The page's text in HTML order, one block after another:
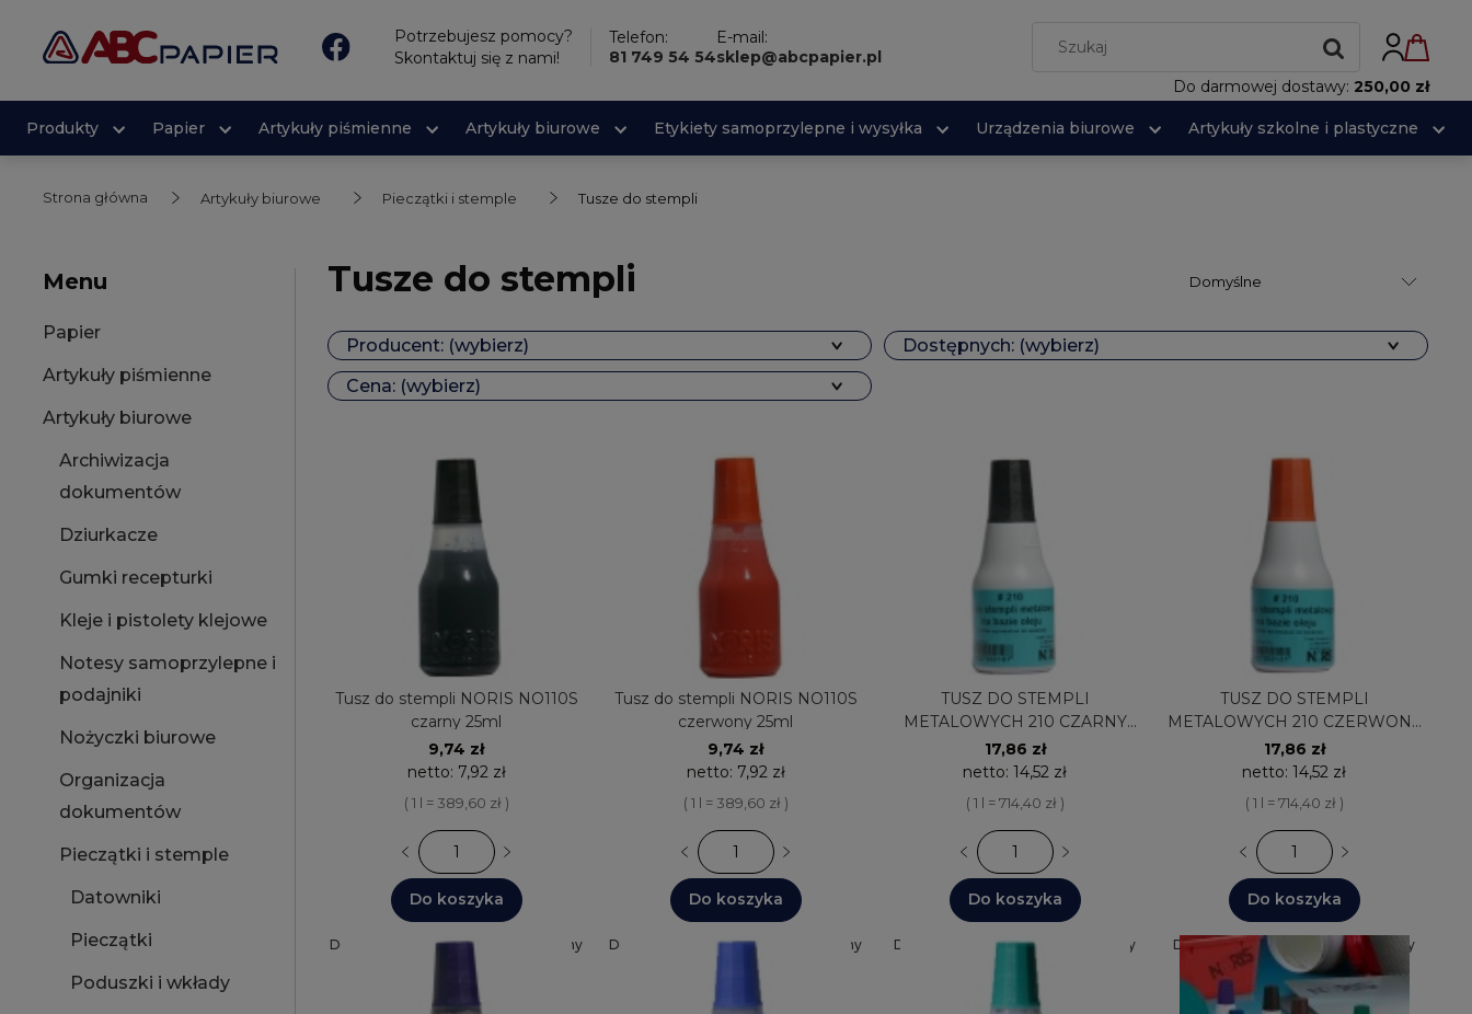
Potrzebujesz pomocy?
Skontaktuj się z nami!
Telefon:
81 749 54 54
E-mail:
sklep@abcpapier.pl
Do darmowej dostawy: 250,00 zł
Produkty Papier Artykuły piśmienne Artykuły biurowe Etykiety samoprzylepne i wysyłka Urządzenia biurowe Artykuły szkolne i plastyczne
Strona główna Artykuły biurowe Pieczątki i stemple Tusze do stempli
Menu
Papier
Artykuły piśmienne
Artykuły biurowe
Archiwizacja
dokumentów
Dziurkacze
Gumki recepturki
Kleje i pistolety klejowe
Notesy samoprzylepne i
podajniki
Nożyczki biurowe
Organizacja
dokumentów
Pieczątki i stemple
Datowniki
Pieczątki
Poduszki i wkłady
Tusze do stempli
Producent: (wybierz)
Dostępnych: (wybierz)
Cena: (wybierz)
Tusz do stempli NORIS NO110S
czarny 25ml
9,74 zł
netto: 7,92 zł
( 1 l = 389,60 zł )
Do koszyka
Dostępnych: 30+Wysyłka: 24 godziny
Tusz do stempli NORIS NO110S
czerwony 25ml
9,74 zł
netto: 7,92 zł
( 1 l = 389,60 zł )
Do koszyka
Dostępnych: 30+Wysyłka: 24 godziny
TUSZ DO STEMPLI
METALOWYCH 210 CZARNY
NORIS 25ML
17,86 zł
netto: 14,52 zł
( 1 l = 714,40 zł )
Do koszyka
Dostępnych: 11 Wysyłka: 24 godziny
TUSZ DO STEMPLI
METALOWYCH 210 CZERWONY
NORIS 25ML
17,86 zł
netto: 14,52 zł
( 1 l = 714,40 zł )
Do koszyka
Dostępnych: 11 Wysyłka: 24 godziny